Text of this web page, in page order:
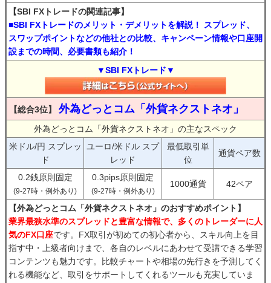
【SBI FXトレードの関連記事】
■SBI FXトレードのメリット・デメリットを解説！ スプレッド、
スワップポイントなどの他社との比較、キャンペーン情報や口座開
設までの時間、必要書類も紹介！
▼SBI FXトレード▼
【総合3位】 外為どっとコム「外貨ネクストネオ」
外為どっとコム「外貨ネクストネオ」の主なスペック
米ドル/円 スプレッ
ド
ユーロ/米ドル スプ
レッド
最低取引単
位
通貨ペア数
0.2銭原則固定
(9-27時・例外あり)
0.3pips原則固定
(9-27時・例外あり)
1000通貨 42ペア
【外為どっとコム「外貨ネクストネオ」のおすすめポイント】
業界最狭水準のスプレッドと豊富な情報で、多くのトレーダーに人
気のFX口座です。FX取引が初めての初心者から、スキル向上を目
指す中・上級者向けまで、各自のレベルにあわせて受講できる学習
コンテンツも魅力です。比較チャートや相場の先行きを予測してく
れる機能など、取引をサポートしてくれるツールも充実していま